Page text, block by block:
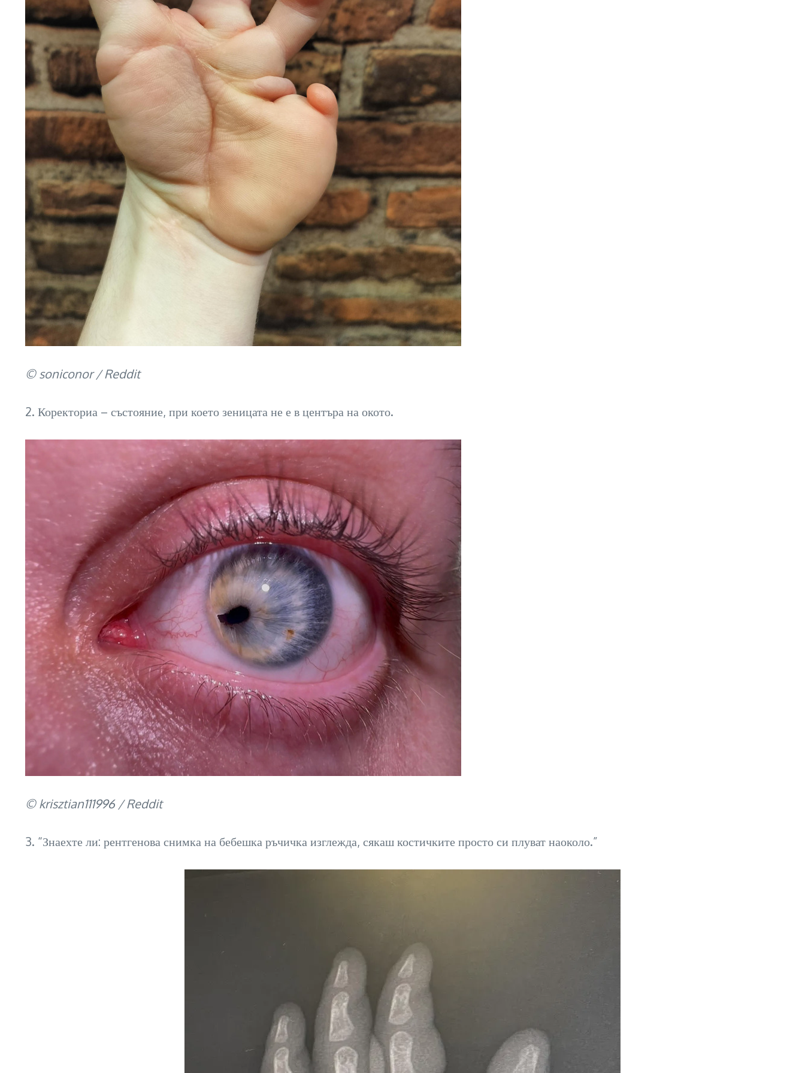
© soniconor / Reddit
2. Коректориа – състояние, при което зеницата не е в центъра на окото.
© krisztian111996 / Reddit
3. “Знаехте ли: рентгенова снимка на бебешка ръчичка изглежда, сякаш костичките просто си плуват наоколо.”